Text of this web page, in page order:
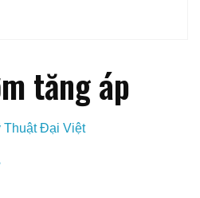
tăng áp
Thuật Đại Việt